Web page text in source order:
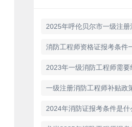
消防工程师资格证报考条件
一级注册消防工程师补贴政
2024年消防证报考条件是什